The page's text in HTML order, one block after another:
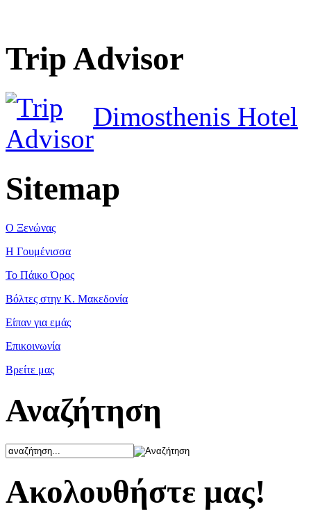
Trip Advisor
Dimosthenis Hotel
Sitemap
Ο Ξενώνας
Η Γουμένισσα
Το Πάικο Όρος
Βόλτες στην Κ. Μακεδονία
Είπαν για εμάς
Επικοινωνία
Βρείτε μας
Αναζήτηση
Ακολουθήστε μας!